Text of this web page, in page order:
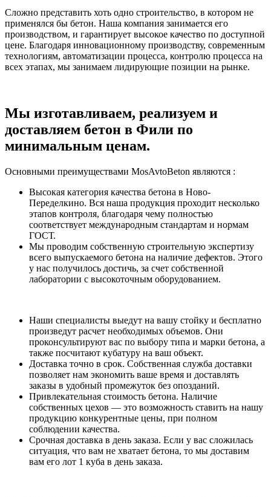
Сложно представить хоть одно строительство, в котором не
применялся бы бетон. Наша компания занимается его
производством, и гарантирует высокое качество по доступной
цене. Благодаря инновационному производству, современным
технологиям, автоматизации процесса, контролю процесса на
всех этапах, мы занимаем лидирующие позиции на рынке.
Мы изготавливаем, реализуем и
доставляем бетон в Фили по
минимальным ценам.
Основными преимуществами MosAvtoBeton являются :
Высокая категория качества бетона в Ново-
Переделкино. Вся наша продукция проходит несколько
этапов контроля, благодаря чему полностью
соответствует международным стандартам и нормам
ГОСТ.
Мы проводим собственную строительную экспертизу
всего выпускаемого бетона на наличие дефектов. Этого
у нас получилось достичь, за счет собственной
лаборатории с высокоточным оборудованием.
Наши специалисты выедут на вашу стойку и бесплатно
произведут расчет необходимых объемов. Они
проконсультируют вас по выбору типа и марки бетона, а
также посчитают кубатуру на ваш объект.
Доставка точно в срок. Собственная служба доставки
позволяет нам экономить ваше время и доставлять
заказы в удобный промежуток без опозданий.
Привлекательная стоимость бетона. Наличие
собственных цехов — это возможность ставить на нашу
продукцию конкурентные цены, при полном
соблюдении качества.
Срочная доставка в день заказа. Если у вас сложилась
ситуация, что вам не хватает бетона, то мы доставим
вам его лот 1 куба в день заказа.